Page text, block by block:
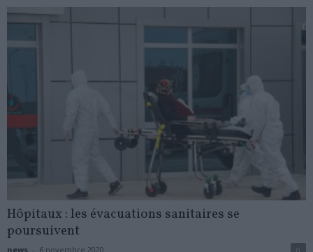
Hôpitaux : les évacuations sanitaires se
poursuivent
news - 6 novembre 2020